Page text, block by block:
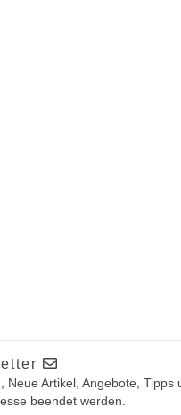
Neue Artikel, Angebote,
beendet werden.